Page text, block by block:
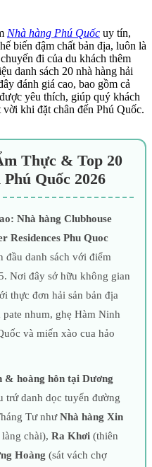
Nhà hàng Phú Quốc uy tín,
biến đậm chất bản địa, luôn là
đi của du khách thêm
danh sách 20 nhà hàng hải
đánh giá cao, bao gồm cả
yêu thích, giúp quý khách
khi đặt chân đến Phú Quốc.
Thực & Top 20
Quốc 2026
Nhà hàng Clubhouse
Residences Phu Quoc
đầu danh sách với điểm
Nơi đây sở hữu không gian
thực đơn hải sản bản địa
nhum, ghẹ Hàm Ninh
và miến xào cua hảo
& hoàng hôn tại Dương
trứ danh dọc tuyến đường
Tư nhưNhà hàng Xin
chài), Ra Khơi (thiên
Hoàng (sát vách chợ